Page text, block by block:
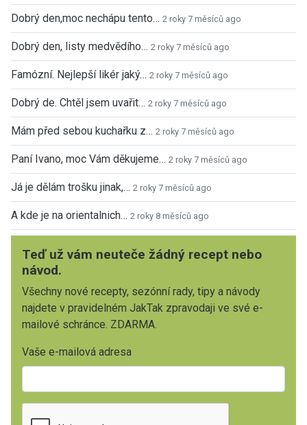
Dobrý den,moc nechápu tento… 2 roky 7 měsíců ago
Dobrý den, listy medvědího… 2 roky 7 měsíců ago
Famózní. Nejlepší likér jaký… 2 roky 7 měsíců ago
Dobrý de. Chtěl jsem uvařit… 2 roky 7 měsíců ago
Mám před sebou kuchařku z… 2 roky 7 měsíců ago
Paní Ivano, moc Vám děkujeme… 2 roky 7 měsíců ago
Já je dělám trošku jinak,… 2 roky 7 měsíců ago
A kde je na orientalnich… 2 roky 8 měsíců ago
Teď už vám neuteče žádný recept nebo
návod.
Všechny nové recepty, sezónní rady, tipy a návody
najdete v pravidelném JakTak zpravodaji ve své e-
mailové schránce. ZDARMA.
Vaše e-mailová adresa